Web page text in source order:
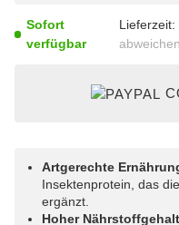
Sofort
verfügbar
Lieferzeit:
Artgerechte
Insektenprotein, das
ergänzt.
Hoher